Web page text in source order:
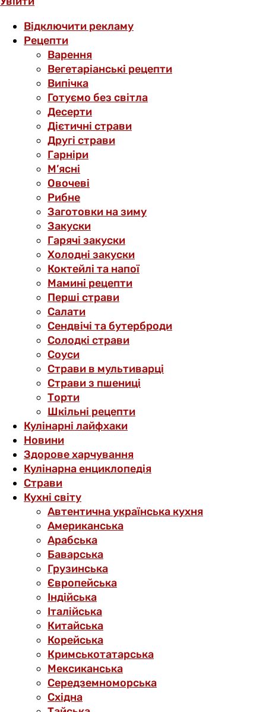
Відключити рекламу
Рецепти
Варення
Вегетаріанські рецепти
Випічка
Готуємо без світла
Десерти
Дієтичні страви
Другі страви
Гарніри
М’ясні
Овочеві
Рибне
Заготовки на зиму
Закуски
Гарячі закуски
Холодні закуски
Коктейлі та напої
Мамині рецепти
Перші страви
Салати
Сендвічі та бутерброди
Солодкі страви
Соуси
Страви в мультиварці
Страви з пшениці
Торти
Шкільні рецепти
Кулінарні лайфхаки
Новини
Здорове харчування
Кулінарна енциклопедія
Страви
Кухні світу
Автентична українська кухня
Американська
Арабська
Баварська
Грузинська
Європейська
Індійська
Італійська
Китайська
Корейська
Кримськотатарська
Мексиканська
Середземноморська
Східна